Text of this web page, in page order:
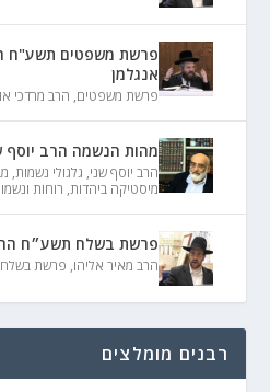
פרשת משפטים תשע"ח
אנגלמן
פרשת משפטים, הרב מרדכי
מהות הנשמה הרב יוסף
הרב יוסף שני, גלגולי נשמות,
מיסטיקה ביהדות, רוחות
פרשת בשלח תשע״ח
הרב מאיר אליהו, פרשת בשלח
רבנים מומלצים